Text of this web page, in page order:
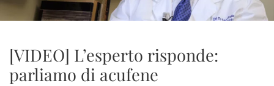
[VIDEO] L’esperto risponde:
parliamo di acufene